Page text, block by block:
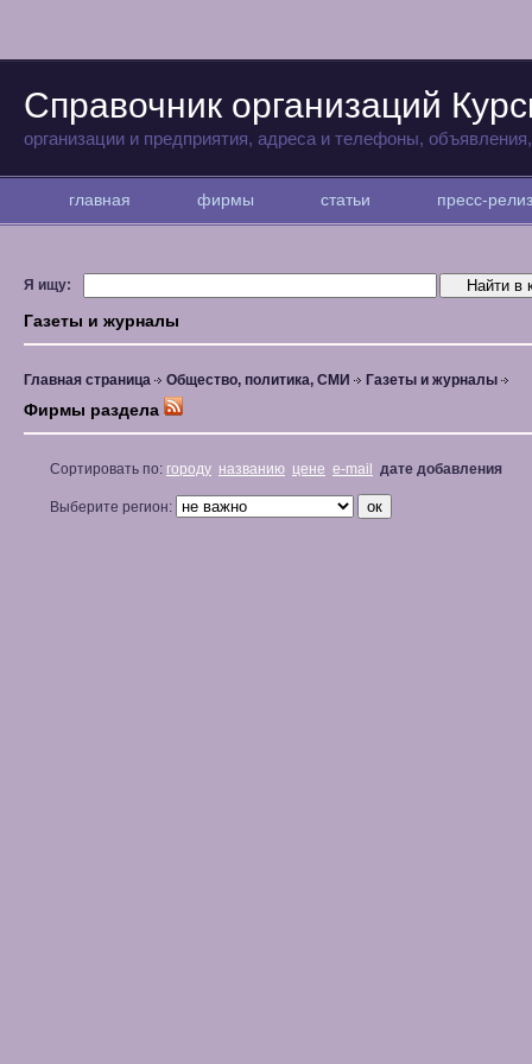
Справочник организаций
организации и предприятия, адреса и телефоны,
главная фирмы статьи пресс-
Я ищу:
Газеты и журналы
Главная страница Общество, политика, СМИ Газеты и журналы
Фирмы раздела
Сортировать по: городу названию цене e-mail дате добавления
Выберите регион: